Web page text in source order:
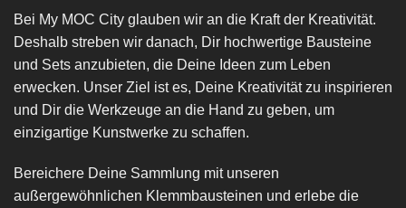
Bei My MOC City glauben wir an die Kraft der Kreativität.
Deshalb streben wir danach, Dir hochwertige Bausteine
und Sets anzubieten, die Deine Ideen zum Leben
erwecken. Unser Ziel ist es, Deine Kreativität zu inspirieren
und Dir die Werkzeuge an die Hand zu geben, um
einzigartige Kunstwerke zu schaffen.
Bereichere Deine Sammlung mit unseren
außergewöhnlichen Klemmbausteinen und erlebe die